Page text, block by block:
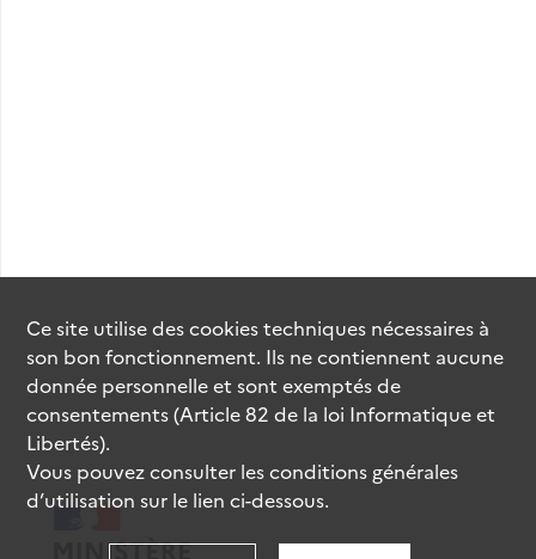
Ce site utilise descookiestechniques nécessaires à
son bon fonctionnement. Ils ne contiennent aucune
donnée personnelle et sont exemptés de
consentements (Article 82 de la loi Informatique et
Libertés).
Vous pouvez consulter les conditions générales
d’utilisation sur le lien ci-dessous.